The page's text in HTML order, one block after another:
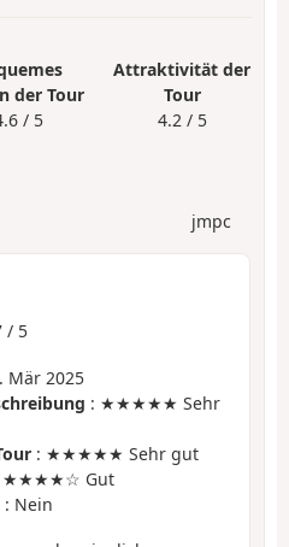
der Tour
/ 5
Attraktivität der
Tour
4.2 / 5
jmpc
/ 5
Mär 2025
: ★★★★★ Sehr
: ★★★★★ Sehr gut
★★★★☆ Gut
: Nein